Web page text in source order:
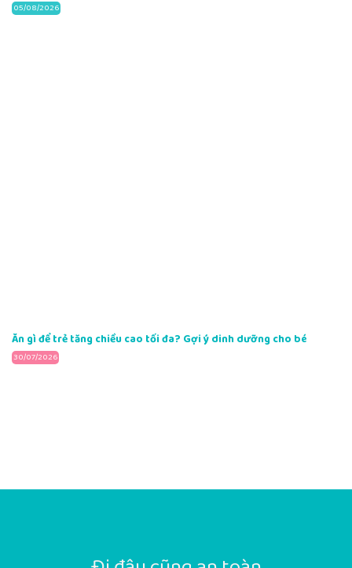
05/08/2026
Ăn gì để trẻ tăng chiều cao tối đa? Gợi ý dinh dưỡng cho bé
30/07/2026